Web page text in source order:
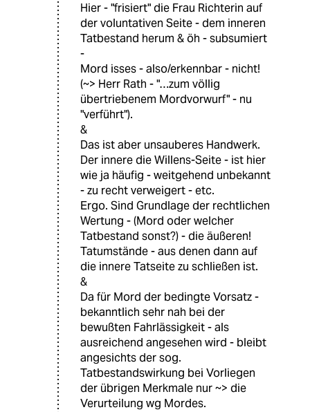
Hier - "frisiert" die Frau Richterin auf
der voluntativen Seite - dem inneren
Tatbestand herum & öh - subsumiert
-
Mord isses - also/erkennbar - nicht!
(~> Herr Rath - "…zum völlig
übertriebenem Mordvorwurf" - nu
"verführt").
&
Das ist aber unsauberes Handwerk.
Der innere die Willens-Seite - ist hier
wie ja häufig - weitgehend unbekannt
- zu recht verweigert - etc.
Ergo. Sind Grundlage der rechtlichen
Wertung - (Mord oder welcher
Tatbestand sonst?) - die äußeren!
Tatumstände - aus denen dann auf
die innere Tatseite zu schließen ist.
&
Da für Mord der bedingte Vorsatz -
bekanntlich sehr nah bei der
bewußten Fahrlässigkeit - als
ausreichend angesehen wird - bleibt
angesichts der sog.
Tatbestandswirkung bei Vorliegen
der übrigen Merkmale nur ~> die
Verurteilung wg Mordes.